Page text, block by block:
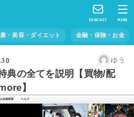
・美容・ダイエット 金融・保険・お金
CONTACT MENU
ゆう
典の全てを説明【買物/配
】